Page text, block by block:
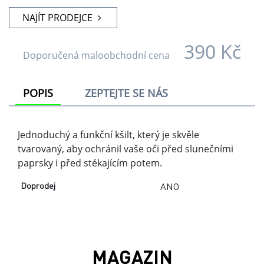
NAJÍT PRODEJCE
Doporučená maloobchodní cena 390 Kč
POPIS ZEPTEJTE SE NÁS
Jednoduchý a funkční kšilt, který je skvěle
tvarovaný, aby ochránil vaše oči před slunečními
paprsky i před stékajícím potem.
Doprodej ANO
MAGAZIN